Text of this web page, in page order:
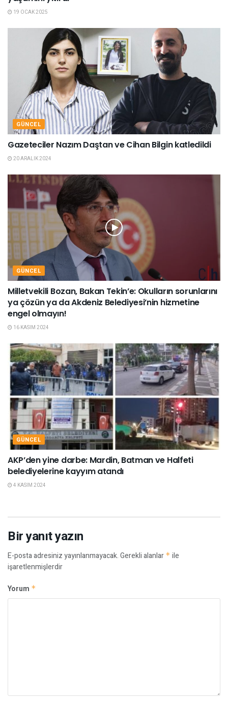
19 OCAK 2025
GÜNCEL
Gazeteciler Nazım Daştan ve Cihan Bilgin katledildi
20 ARALIK 2024
GÜNCEL
Milletvekili Bozan, Bakan Tekin’e: Okulların sorunlarını
ya çözün ya da Akdeniz Belediyesi’nin hizmetine
engel olmayın!
16 KASIM 2024
GÜNCEL
AKP’den yine darbe: Mardin, Batman ve Halfeti
belediyelerine kayyım atandı
4 KASIM 2024
Bir yanıt yazın
E-posta adresiniz yayınlanmayacak.Gerekli alanlar * ile
işaretlenmişlerdir
Yorum *